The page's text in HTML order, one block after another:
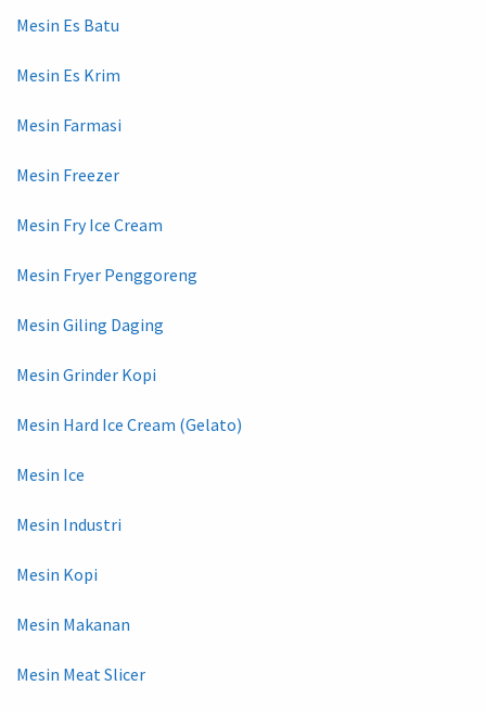
Mesin Es Batu
Mesin Es Krim
Mesin Farmasi
Mesin Freezer
Mesin Fry Ice Cream
Mesin Fryer Penggoreng
Mesin Giling Daging
Mesin Grinder Kopi
Mesin Hard Ice Cream (Gelato)
Mesin Ice
Mesin Industri
Mesin Kopi
Mesin Makanan
Mesin Meat Slicer